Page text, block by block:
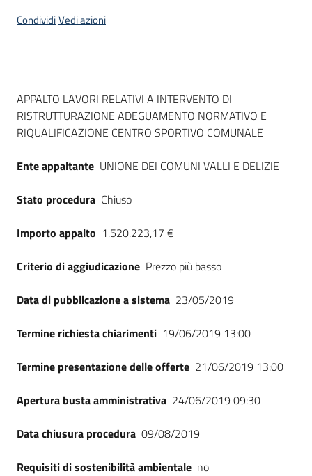
su
CondividiVedi azioni
Dati del bando
APPALTO LAVORI RELATIVI A INTERVENTO DI
RISTRUTTURAZIONE ADEGUAMENTO NORMATIVO E
RIQUALIFICAZIONE CENTRO SPORTIVO COMUNALE
Ente appaltante UNIONE DEI COMUNI VALLI E DELIZIE
Stato procedura Chiuso
Importo appalto 1.520.223,17 €
Criterio di aggiudicazione Prezzo più basso
Data di pubblicazione a sistema 23/05/2019
Termine richiesta chiarimenti 19/06/2019 13:00
Termine presentazione delle offerte 21/06/2019 13:00
Apertura busta amministrativa 24/06/2019 09:30
Data chiusura procedura 09/08/2019
Requisiti di sostenibilità ambientale no